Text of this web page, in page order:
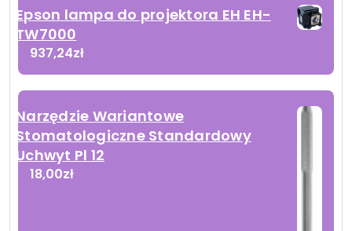
Epson lampa do projektora EH EH-
TW7000
937,24zł
Narzędzie Wariantowe
Stomatologiczne Standardowy
Uchwyt Pl 12
18,00zł